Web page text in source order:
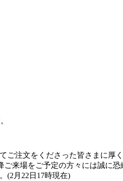
注文をくださった皆さまに厚
ご来場をご予定の方々には誠に
(2月22日17時現在)